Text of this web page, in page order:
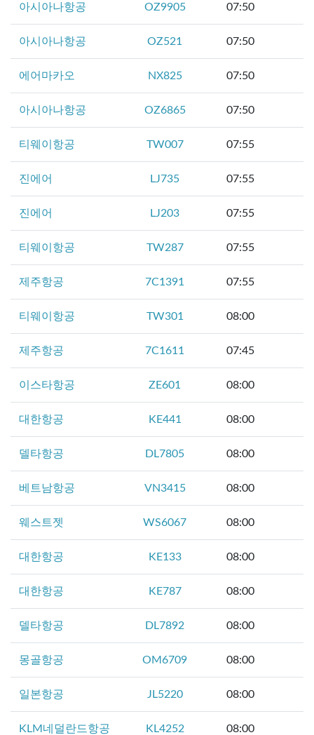
아시아나항공 OZ9905 07:50
아시아나항공 OZ521 07:50
에어마카오 NX825 07:50
아시아나항공 OZ6865 07:50
티웨이항공 TW007 07:55
진에어 LJ735 07:55
진에어 LJ203 07:55
티웨이항공 TW287 07:55
제주항공 7C1391 07:55
티웨이항공 TW301 08:00
제주항공 7C1611 07:45
이스타항공 ZE601 08:00
대한항공 KE441 08:00
델타항공 DL7805 08:00
베트남항공 VN3415 08:00
웨스트젯 WS6067 08:00
대한항공 KE133 08:00
대한항공 KE787 08:00
델타항공 DL7892 08:00
몽골항공 OM6709 08:00
일본항공 JL5220 08:00
KLM네덜란드항공 KL4252 08:00